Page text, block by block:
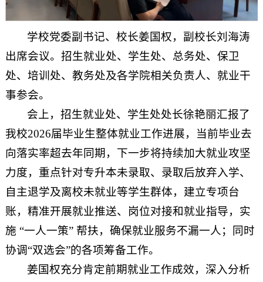
学校党委副书记、校长姜国权，副校长刘海涛
出席会议。招生就业处、学生处、总务处、保卫
处、培训处、教务处及各学院相关负责人、就业干
事参会。
会上，招生就业处、学生处处长徐艳丽汇报了
我校2026届毕业生整体就业工作进展，当前毕业去
向落实率超去年同期，下一步将持续加大就业攻坚
力度，重点针对专升本未录取、录取后放弃入学、
自主退学及离校未就业等学生群体，建立专项台
账，精准开展就业推送、岗位对接和就业指导，实
施 “一人一策” 帮扶，确保就业服务不漏一人；同时
协调“双选会”的各项筹备工作。
姜国权充分肯定前期就业工作成效，深入分析